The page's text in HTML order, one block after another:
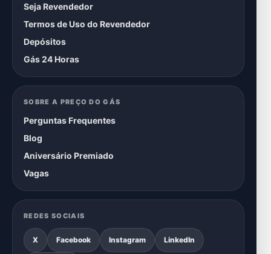
Seja Revendedor
Termos de Uso do Revendedor
Depósitos
Gás 24 Horas
SOBRE A PREÇO DO GÁS
Perguntas Frequentes
Blog
Aniversário Premiado
Vagas
REDES SOCIAIS
X Facebook Instagram LinkedIn